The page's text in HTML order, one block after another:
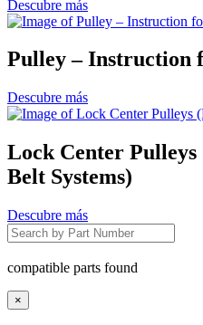
Descubre más
Pulley – Instruction
Descubre más
Lock Center Pulleys
Belt Systems)
Descubre más
compatible parts found
×